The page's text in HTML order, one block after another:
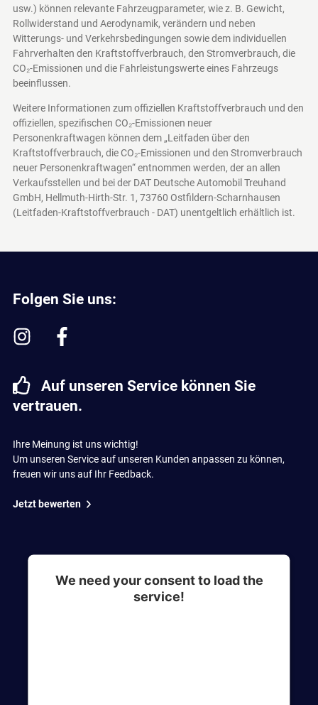
usw.) können relevante Fahrzeugparameter, wie z. B. Gewicht,
Rollwiderstand und Aerodynamik, verändern und neben
Witterungs- und Verkehrsbedingungen sowie dem individuellen
Fahrverhalten den Kraftstoffverbrauch, den Stromverbrauch, die
CO₂-Emissionen und die Fahrleistungswerte eines Fahrzeugs
beeinflussen.
Weitere Informationen zum offiziellen Kraftstoffverbrauch und den
offiziellen, spezifischen CO₂-Emissionen neuer
Personenkraftwagen können dem „Leitfaden über den
Kraftstoffverbrauch, die CO₂-Emissionen und den Stromverbrauch
neuer Personenkraftwagen“ entnommen werden, der an allen
Verkaufsstellen und bei der DAT Deutsche Automobil Treuhand
GmbH, Hellmuth-Hirth-Str. 1, 73760 Ostfildern-Scharnhausen
(Leitfaden-Kraftstoffverbrauch - DAT) unentgeltlich erhältlich ist.
Folgen Sie uns:
Auf unseren Service können Sie
vertrauen.
Ihre Meinung ist uns wichtig!
Um unseren Service auf unseren Kunden anpassen zu können,
freuen wir uns auf Ihr Feedback.
Jetzt bewerten
We need your consent to load the
service!